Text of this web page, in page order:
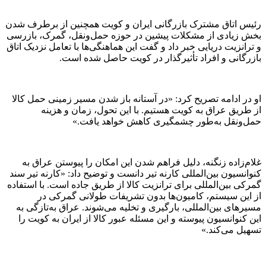
رئیس اتاق مشترک بازرگانی ایران و کویت همچنین از برطرف شدن
بخش زیادی از مشکلات پیشین در حوزه حمل‌ونقل، گمرک، بازرسی
و ترانزیت دریایی خبر داد و گفت این هماهنگی‌ها با تعامل نزدیک اتاق
بازرگانی و افراد تأثیرگذار در کویت حاصل شده است.
او در ادامه تصریح کرد: «در آستانه باز شدن مسیر زمینی حمل کالا
از طریق عراق به کویت هستیم. با این تحول، زمان و هزینه
حمل‌ونقل به‌طور چشمگیری کاهش خواهد یافت.»
غلام‌زاده زنگنه، دلیل فراهم شدن این امکان را پیوستن عراق به
کنوانسیون بین‌المللی کارنه تیر دانست و توضیح داد: «کارنه تیر سند
گمرکی بین‌المللی برای ترانزیت کالا از طریق جاده است. با استفاده
از این سیستم، کامیون‌ها بدون تشریفات طولانی گمرکی در
مسیر‌های بین‌المللی، بارگیری و تخلیه می‌شوند. عراق به‌تازگی به
این کنوانسیون پیوسته و این مسئله عبور کالا از ایران به کویت را
تسهیل می‌کند.»